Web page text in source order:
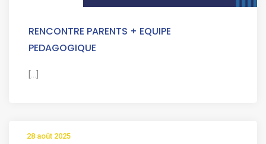
RENCONTRE PARENTS + EQUIPE
PEDAGOGIQUE
[...]
28 août 2025